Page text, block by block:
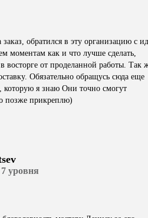
заказ, обратился в эту организацию с
моментам как и что лучше сделать,
восторге от проделанной работы. Так
Обязательно обращусь сюда еще
которую я знаю Они точно смогут
позже прикреплю)
уровня